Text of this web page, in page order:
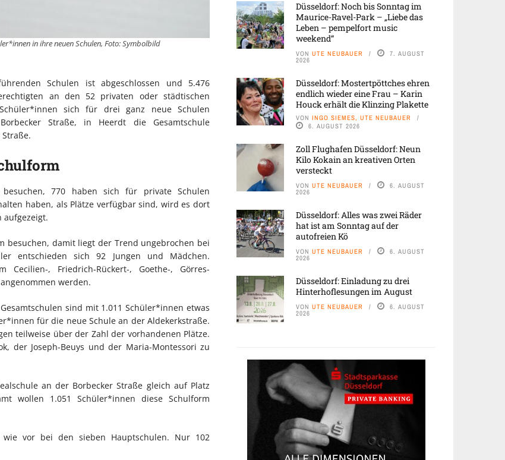
in ihre neuen Schulen, Foto: Symbolbild
Schulen ist abgeschlossen und 5.476
an den 52 privaten oder städtischen
sich für drei ganz neue Schulen
Straße, in Heerdt die Gesamtschule
770 haben sich für private Schulen
haben, als Plätze verfügbar sind, wird es dort
aufgezeigt.
besuchen, damit liegt der Trend ungebrochen bei
entschieden sich 92 Jungen und Mädchen.
, Friedrich-Rückert-, Goethe-, Görres-
werden.
sind mit 1.011 Schüler*innen etwas
für die neue Schule an der Aldekerkstraße.
teilweise über der Zahl der vorhandenen Plätze.
der Joseph-Beuys und der Maria-Montessori zu
an der Borbecker Straße gleich auf Platz
wollen 1.051 Schüler*innen diese Schulform
vor bei den sieben Hauptschulen. Nur 102
Düsseldorf: Noch bis Sonntag im
Maurice-Ravel-Park – „Liebe das
Leben – pempelfort music
weekend“
VON UTE NEUBAUER 7. AUGUST
2026
Düsseldorf: Mostertpöttches ehren
endlich wieder eine Frau – Karin
Houck erhält die Klinzing Plakette
VON INGO SIEMES, UTE NEUBAUER
6. AUGUST 2026
Zoll Flughafen Düsseldorf: Neun
Kilo Kokain an kreativen Orten
versteckt
VON UTE NEUBAUER 6. AUGUST
2026
Düsseldorf: Alles was zwei Räder
hat ist am Sonntag auf der
autofreien Kö
VON UTE NEUBAUER 6. AUGUST
2026
Düsseldorf: Einladung zu drei
Hinterhoflesungen im August
VON UTE NEUBAUER 6. AUGUST
2026